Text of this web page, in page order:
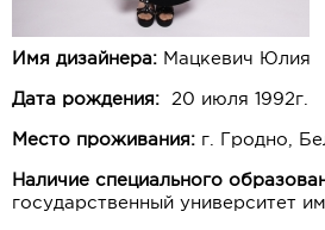
Имя дизайнера: Мацкевич Юлия
Дата рождения: 20 июля 1992г.
Место проживания: г. Гродно,
Наличие специального
государственный университет